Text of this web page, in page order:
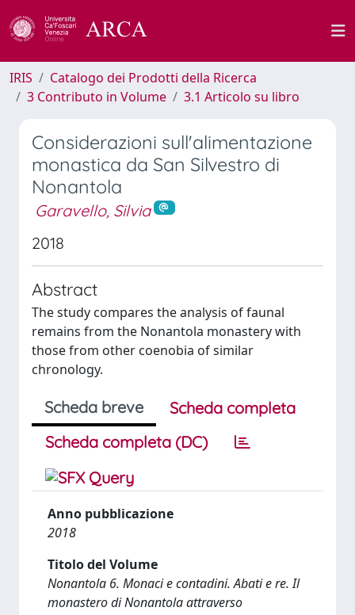
IRIS
Catalogo dei Prodotti della Ricerca
3 Contributo in Volume
3.1 Articolo su libro
Considerazioni sull'alimentazione
monastica da San Silvestro di
Nonantola
Garavello, Silvia
2018
Abstract
The study compares the analysis of faunal
remains from the Nonantola monastery with
those from other coenobia of similar
chronology.
Scheda breve
Scheda completa
Scheda completa (DC)
Anno pubblicazione
2018
Titolo del Volume
Nonantola 6. Monaci e contadini. Abati e re. Il
monastero di Nonantola attraverso